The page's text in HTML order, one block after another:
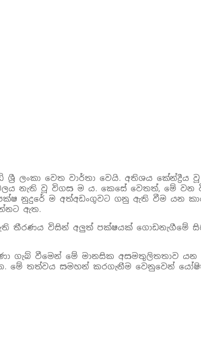
ලංකා වෙත වාර්තා වෙයි. අතිශය
නැති වූ විගස ම ය. කෙසේ වෙතත්, මේ වන
නුදුරේ ම අත්අඩංගුවට ගනු ඇති වීම යන
ඇත.
තීරණය විසින් අලුත් පක්ෂයක් ගොඩනැගීමේ
ගැබ් වීමෙන් මේ මානසික අසමතුලිතතාව
මේ තත්වය සමහන් කරගැනීම වෙනුවෙන්